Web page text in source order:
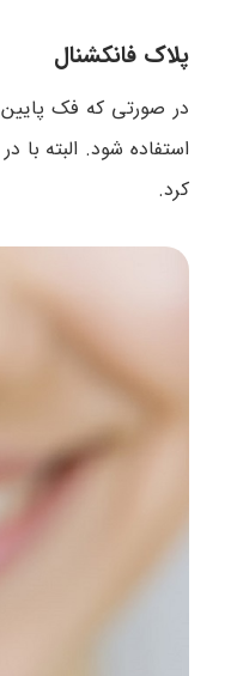
پلاک فانکشنال
در صورتی که فک
استفاده شود. البته
کرد.